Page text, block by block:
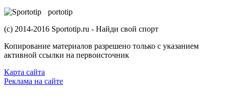
portotip
(с) 2014-2016 Sportotip.ru - Найди свой спорт
Копирование материалов разрешено только с указанием
активной ссылки на первоисточник
Карта сайта
Реклама на сайте